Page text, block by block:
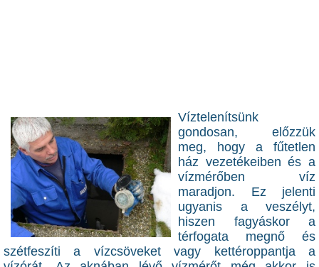
Víztelenítsünk
gondosan, előzzük
meg, hogy a fűtetlen
ház vezetékeiben és a
vízmérőben víz
maradjon. Ez jelenti
ugyanis a veszélyt,
hiszen fagyáskor a
térfogata megnő és
szétfeszíti a vízcsöveket vagy kettéroppantja a